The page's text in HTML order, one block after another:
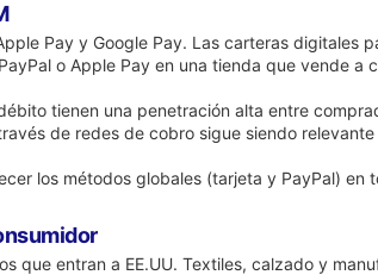
Pay y Google Pay. Las carteras digitales
o Apple Pay en una tienda que vende a
tienen una penetración alta entre
de redes de cobro sigue siendo
los métodos globales (tarjeta y PayPal) en
que entran a EE.UU. Textiles, calzado y